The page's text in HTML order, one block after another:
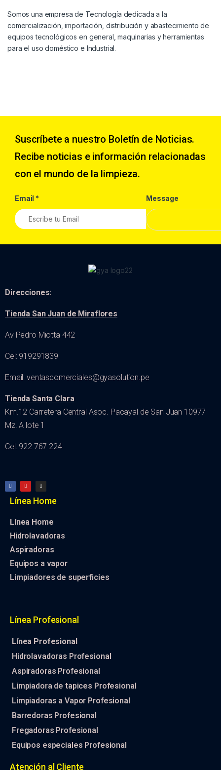
Somos una empresa de Tecnología dedicada a la
comercialización, importación, distribución y abastecimiento de
equipos tecnológicos en general, maquinarias y herramientas
para el uso doméstico e Industrial.
Suscríbete a nuestro Boletín de Noticias.
Recibe noticias e información relacionadas
con el mundo de la limpieza.
Email * Message
Direcciones:
Tienda San Juan de Miraflores
Av Pedro Miotta 442
Cel: 919291839
Email: ventascomerciales@gyasolution.pe
Tienda Santa Clara
Km.12 Carretera Central Asoc. Pacayal de San Juan 10977
Mz. A lote 1
Cel: 922 767 224
Línea Home
Línea Home
Hidrolavadoras
Aspiradoras
Equipos a vapor
Limpiadores de superficies
Línea Profesional
Línea Profesional
Hidrolavadoras Profesional
Aspiradoras Profesional
Limpiadora de tapices Profesional
Limpiadoras a Vapor Profesional
Barredoras Profesional
Fregadoras Profesional
Equipos especiales Profesional
Atención al Cliente